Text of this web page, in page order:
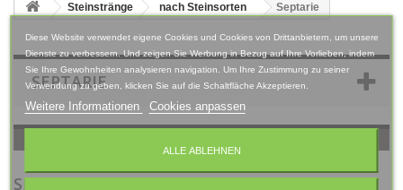
Steinstränge nach Steinsorten Septarie
SEPTARIE
SEPTARIE
Diese Website verwendet eigene Cookies und Cookies von Drittanbietern, um unsere
Dienste zu verbessern. Und zeigen Sie Werbung in Bezug auf Ihre Vorlieben, indem
Sie Ihre Gewohnheiten analysieren navigation. Um Ihre Zustimmung zu seiner
Verwendung zu geben, klicken Sie auf die Schaltfläche Akzeptieren.
Weitere Informationen Cookies anpassen
ALLE ABLEHNEN